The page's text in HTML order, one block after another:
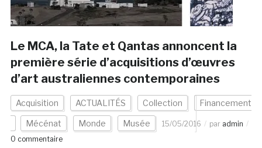
Le MCA, la Tate et Qantas annoncent la
première série d’acquisitions d’œuvres
d’art australiennes contemporaines
Acquisition ACTUALITÉS Collection Financement
Mécénat Monde Musée 15/05/2016 par admin
0 commentaire